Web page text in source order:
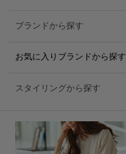
ブランドから探す
お気に入りブランドから探す
スタイリングから探す